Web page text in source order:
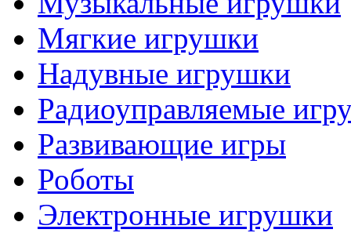
Мягкие игрушки
Надувные игрушки
Радиоуправляемые
Развивающие игры
Роботы
Электронные игрушки